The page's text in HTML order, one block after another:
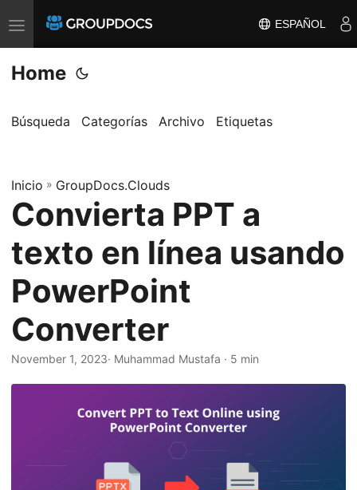
T
o
g
l
a
v
i
g
t
i
o
n
ESPAÑOL
Home
Búsqueda Categorías Archivo Etiquetas
Inicio » GroupDocs.Clouds
Convierta PPT a
texto en línea usando
PowerPoint
Converter
November 1, 2023· Muhammad Mustafa · 5 min